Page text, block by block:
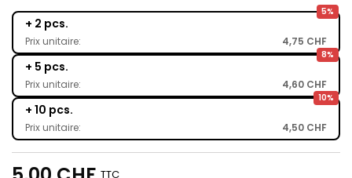
5%
+ 2 pcs.
Prix unitaire: 4,75 CHF
8%
+ 5 pcs.
Prix unitaire: 4,60 CHF
10%
+ 10 pcs.
Prix unitaire: 4,50 CHF
TTC